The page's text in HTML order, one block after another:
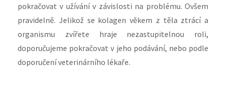
pokračovat v užívání v závislosti na problému. Ovšem
pravidelně. Jelikož se kolagen věkem z těla ztrácí a
organismu zvířete hraje nezastupitelnou roli,
doporučujeme pokračovat v jeho podávání, nebo podle
doporučení veterinárního lékaře.